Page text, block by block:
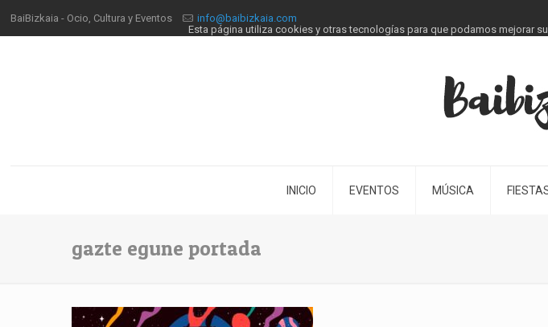
BaiBizkaia - Ocio, Cultura y Eventos info@baibizkaia.com
INICIO EVENTOS MÚSICA
gazte egune portada
Esta página utiliza cookies y otras tecnologías para que podamos mejorar